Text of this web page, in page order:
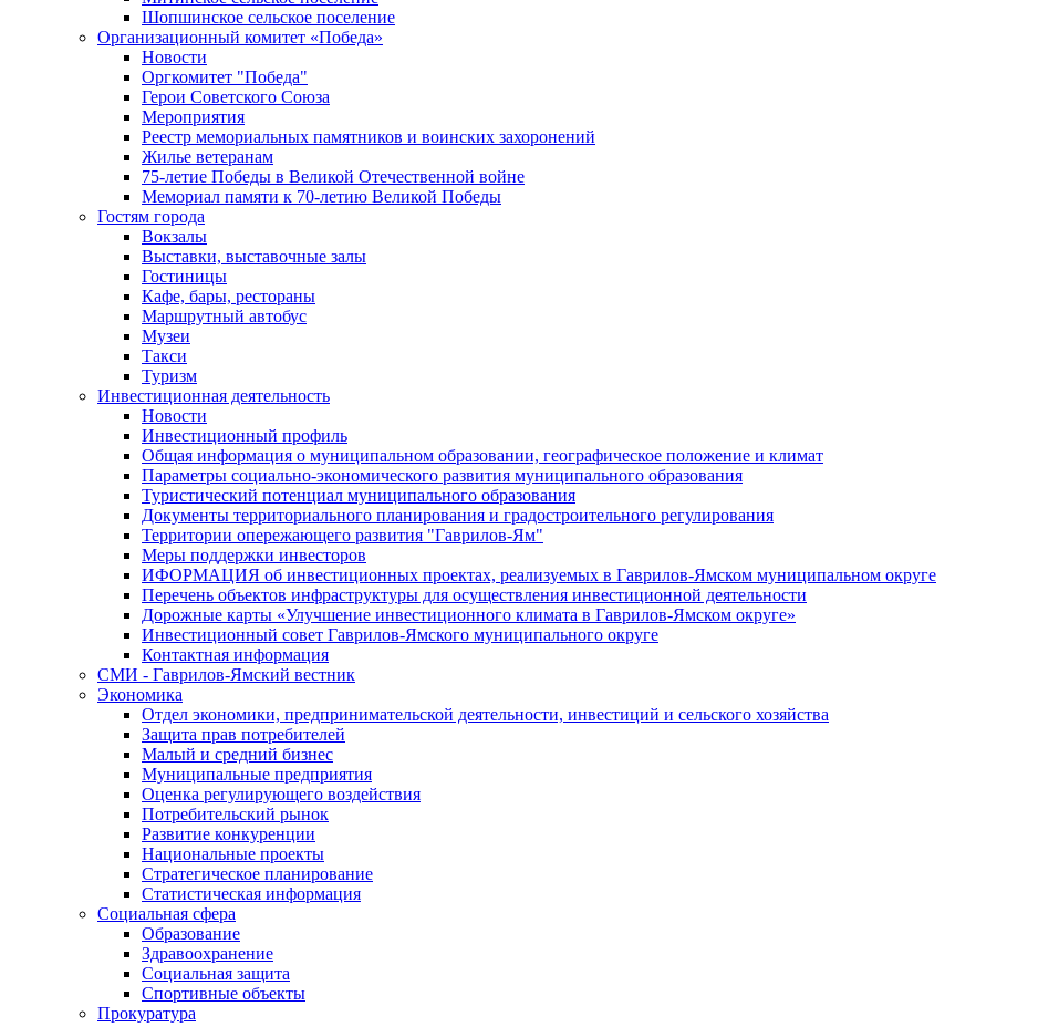
Шопшинское сельское поселение
Организационный комитет «Победа»
Новости
Оргкомитет "Победа"
Герои Советского Союза
Мероприятия
Реестр мемориальных памятников и воинских захоронений
Жилье ветеранам
75-летие Победы в Великой Отечественной войне
Мемориал памяти к 70-летию Великой Победы
Гостям города
Вокзалы
Выставки, выставочные залы
Гостиницы
Кафе, бары, рестораны
Маршрутный автобус
Музеи
Такси
Туризм
Инвестиционная деятельность
Новости
Инвестиционный профиль
Общая информация о муниципальном образовании, географическое положение и климат
Параметры социально-экономического развития муниципального образования
Туристический потенциал муниципального образования
Документы территориального планирования и градостроительного регулирования
Территории опережающего развития "Гаврилов-Ям"
Меры поддержки инвесторов
ИФОРМАЦИЯ об инвестиционных проектах, реализуемых в Гаврилов-Ямском муниципальном округе
Перечень объектов инфраструктуры для осуществления инвестиционной деятельности
Дорожные карты «Улучшение инвестиционного климата в Гаврилов-Ямском округе»
Инвестиционный совет Гаврилов-Ямского муниципального округе
Контактная информация
СМИ - Гаврилов-Ямский вестник
Экономика
Отдел экономики, предпринимательской деятельности, инвестиций и сельского хозяйства
Защита прав потребителей
Малый и средний бизнес
Муниципальные предприятия
Оценка регулирующего воздействия
Потребительский рынок
Развитие конкуренции
Национальные проекты
Стратегическое планирование
Статистическая информация
Социальная сфера
Образование
Здравоохранение
Социальная защита
Спортивные объекты
Прокуратура